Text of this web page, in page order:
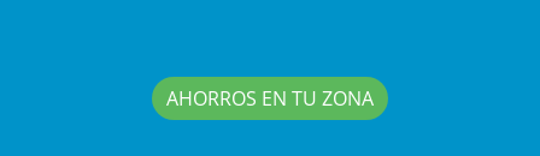
AHORROS EN TU ZONA